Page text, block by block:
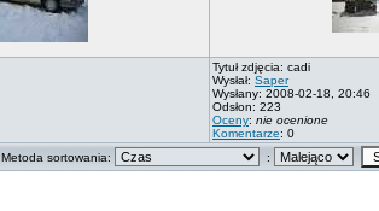
Tytuł zdjęcia: cadi
Wysłał: Saper
Wysłany: 2008-02-18, 20:46
Odsłon: 223
Oceny: nie ocenione
Komentarze: 0
Metoda sortowania:
: